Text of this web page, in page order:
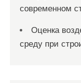
современном
Оценка
среду при